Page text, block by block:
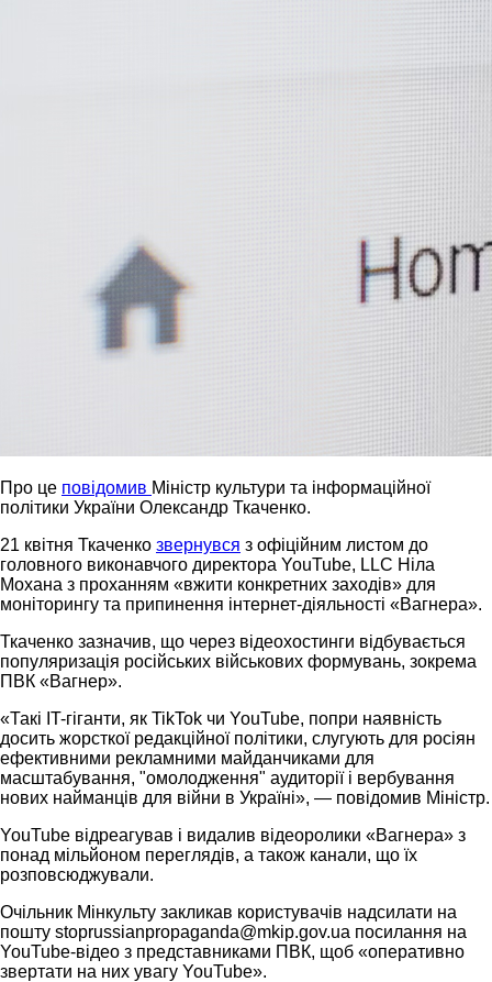
Про це повідомив Міністр культури та інформаційної
політики України Олександр Ткаченко.
21 квітня Ткаченко звернувся з офіційним листом до
головного виконавчого директора YouTube, LLC Ніла
Мохана з проханням «вжити конкретних заходів» для
моніторингу та припинення інтернет-діяльності «Вагнера».
Ткаченко зазначив, що через відеохостинги відбувається
популяризація російських військових формувань, зокрема
ПВК «Вагнер».
«Такі IT-гіганти, як TikTok чи YouTube, попри наявність
досить жорсткої редакційної політики, слугують для росіян
ефективними рекламними майданчиками для
масштабування, "омолодження" аудиторії і вербування
нових найманців для війни в Україні», — повідомив Міністр.
YouTube відреагував і видалив відеоролики «Вагнера» з
понад мільйоном переглядів, а також канали, що їх
розповсюджували.
Очільник Мінкульту закликав користувачів надсилати на
пошту stoprussianpropaganda@mkip.gov.ua посилання на
YouTube-відео з представниками ПВК, щоб «оперативно
звертати на них увагу YouTube».